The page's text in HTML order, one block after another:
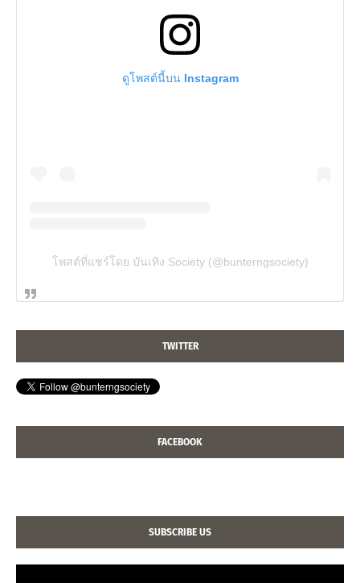
ดูโพสต์นี้บน Instagram
โพสต์ที่แชร์โดย บันเทิง Society (@bunterngsociety)
TWITTER
FACEBOOK
SUBSCRIBE US